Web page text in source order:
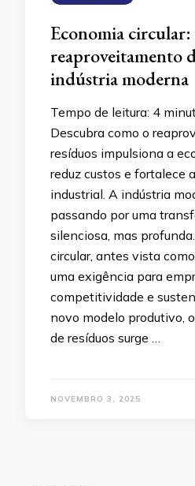
Economia
reaproveitamento
indústria moderna
Tempo de leitura: 4
Descubra como o
resíduos impulsiona a
reduz custos e fortalece
industrial. A indústria
passando por uma
silenciosa, mas
circular, antes vista
uma exigência para
competitividade e
novo modelo produtivo,
de resíduos surge …
NOVEMBRO 3, 2025